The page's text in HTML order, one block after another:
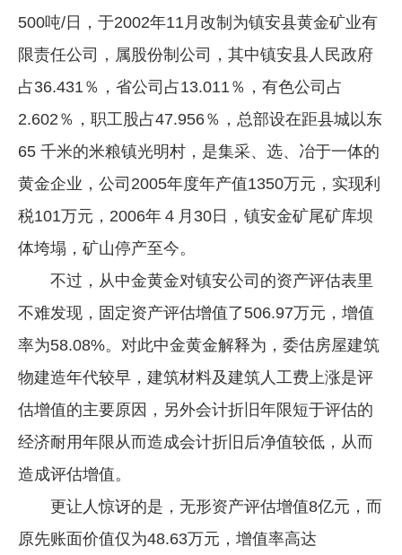
500吨/日，于2002年11月改制为镇安县黄金矿业有
限责任公司，属股份制公司，其中镇安县人民政府
占36.431％，省公司占13.011％，有色公司占
2.602％，职工股占47.956％，总部设在距县城以东
65 千米的米粮镇光明村，是集采、选、冶于一体的
黄金企业，公司2005年度年产值1350万元，实现利
税101万元，2006年４月30日，镇安金矿尾矿库坝
体垮塌，矿山停产至今。
不过，从中金黄金对镇安公司的资产评估表里
不难发现，固定资产评估增值了506.97万元，增值
率为58.08%。对此中金黄金解释为，委估房屋建筑
物建造年代较早，建筑材料及建筑人工费上涨是评
估增值的主要原因，另外会计折旧年限短于评估的
经济耐用年限从而造成会计折旧后净值较低，从而
造成评估增值。
更让人惊讶的是，无形资产评估增值8亿元，而
原先账面价值仅为48.63万元，增值率高达